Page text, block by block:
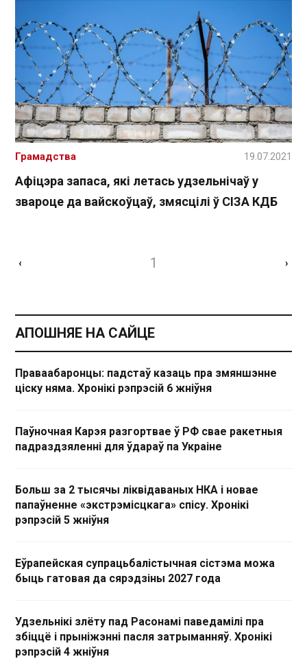
Афіцэра запаса, які летась удзельнічаў у
звароце да вайскоўцаў, змясцілі ў СІЗА КДБ
Грамадства 19.07.2021
‹ 1 ›
АПОШНЯЕ НА САЙЦЕ
Праваабаронцы: падстаў казаць пра змяншэнне
ціску няма. Хронікі рэпрэсій 6 жніўня
Паўночная Карэя разгортвае ў РФ свае ракетныя
падраздзяленні для ўдараў па Украіне
Больш за 2 тысячы ліквідаваных НКА і новае
папаўненне «экстрэмісцкага» спісу. Хронікі
рэпрэсій 5 жніўня
Еўрапейская супрацьбалістычная сістэма можа
быць гатовая да сярэдзіны 2027 года
Удзельнікі злёту пад Расонамі паведамілі пра
збіццё і прыніжэнні пасля затрыманняў. Хронікі
рэпрэсій 4 жніўня